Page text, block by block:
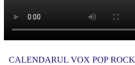
CALENDARUL VOX POP ROCK